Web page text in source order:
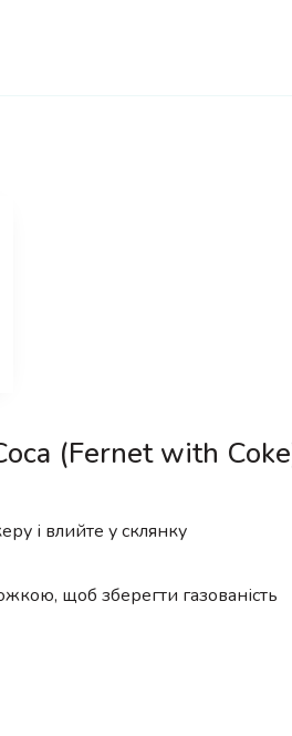
(Fernet with
і влийте у склянку
щоб зберегти газованість